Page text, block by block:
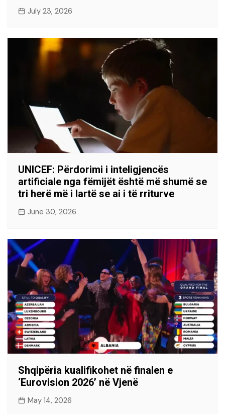
July 23, 2026
UNICEF: Përdorimi i inteligjencës
artificiale nga fëmijët është më shumë se
tri herë më i lartë se ai i të rriturve
June 30, 2026
Shqipëria kualifikohet në finalen e
‘Eurovision 2026’ në Vjenë
May 14, 2026